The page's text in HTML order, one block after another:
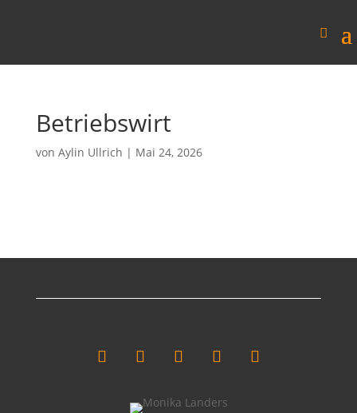
Betriebswirt
von Aylin Ullrich | Mai 24, 2026